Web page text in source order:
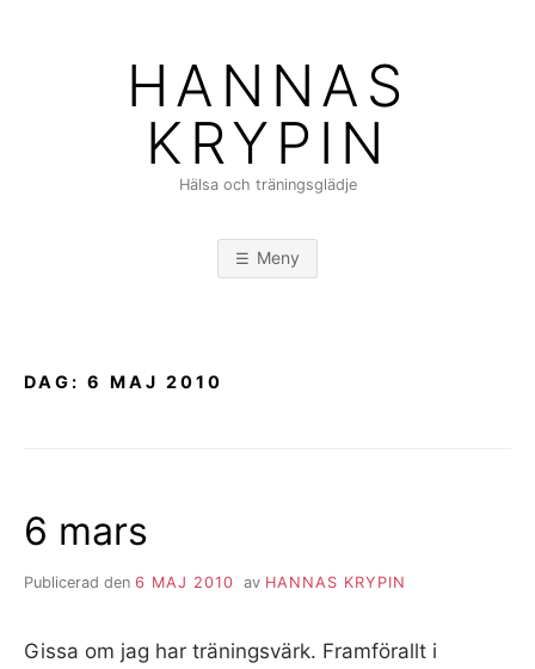
HANNAS
KRYPIN
Hälsa och träningsglädje
Meny
DAG: 6 MAJ 2010
6 mars
Publicerad den 6 MAJ 2010 av HANNAS KRYPIN
Gissa om jag har träningsvärk. Framförallt i